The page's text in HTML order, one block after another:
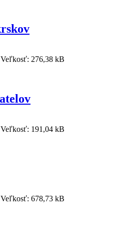
276,38 kB
191,04 kB
678,73 kB